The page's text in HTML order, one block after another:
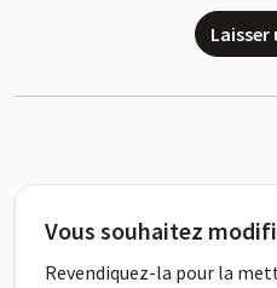
Laisser
Vous souhaitez
Revendiquez-la pour la